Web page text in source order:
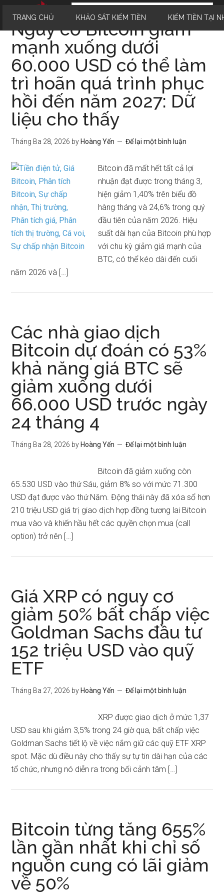
TRANG CHỦ KHẢO SÁT KIẾM TIỀN KIẾM TIỀN TẠI
Nguy cơ Bitcoin giảm
mạnh xuống dưới
60.000 USD có thể làm
trì hoãn quá trình phục
hồi đến năm 2027: Dữ
liệu cho thấy
Tháng Ba 28, 2026 by Hoàng Yến Để lại một bình luận
Bitcoin đã mất hết tất cả lợi
nhuận đạt được trong tháng 3,
hiện giảm 1,40% trên biểu đồ
hàng tháng và 24,6% trong quý
đầu tiên của năm 2026. Hiệu
suất dài hạn của Bitcoin phù hợp
với chu kỳ giảm giá mạnh của
BTC, có thể kéo dài đến cuối
năm 2026 và […]
Các nhà giao dịch
Bitcoin dự đoán có 53%
khả năng giá BTC sẽ
giảm xuống dưới
66.000 USD trước ngày
24 tháng 4
Tháng Ba 28, 2026 by Hoàng Yến Để lại một bình luận
Bitcoin đã giảm xuống còn
65.530 USD vào thứ Sáu, giảm 8% so với mức 71.300
USD đạt được vào thứ Năm. Động thái này đã xóa sổ hơn
210 triệu USD giá trị giao dịch hợp đồng tương lai Bitcoin
mua vào và khiến hầu hết các quyền chọn mua (call
option) trở nên […]
Giá XRP có nguy cơ
giảm 50% bất chấp việc
Goldman Sachs đầu tư
152 triệu USD vào quỹ
ETF
Tháng Ba 27, 2026 by Hoàng Yến Để lại một bình luận
XRP được giao dịch ở mức 1,37
USD sau khi giảm 3,5% trong 24 giờ qua, bất chấp việc
Goldman Sachs tiết lộ về việc nắm giữ các quỹ ETF XRP
spot. Mặc dù điều này cho thấy sự tự tin dài hạn của các
tổ chức, nhưng nó diễn ra trong bối cảnh tâm […]
Bitcoin từng tăng 655%
lần gần nhất khi chỉ số
nguồn cung có lãi giảm
về 50%